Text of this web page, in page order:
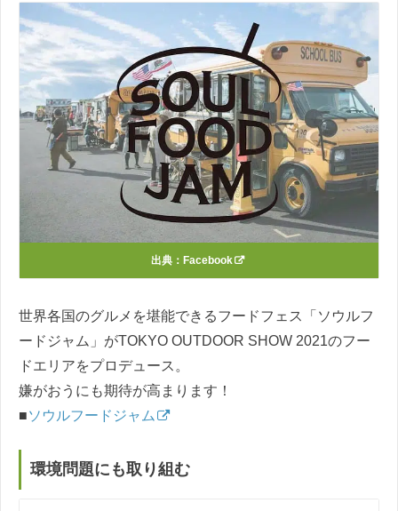
出典： Facebook
世界各国のグルメを堪能できるフードフェス「ソウルフ
ードジャム」がTOKYO OUTDOOR SHOW 2021のフー
ドエリアをプロデュース。
嫌がおうにも期待が高まります！
■ソウルフードジャム
環境問題にも取り組む